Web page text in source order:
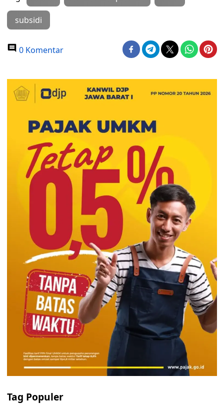
subsidi
0 Komentar
Tag Populer